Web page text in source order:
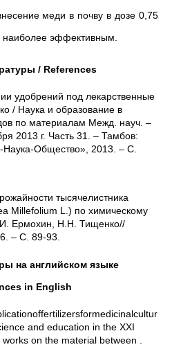
меди в почву в дозе 0,75
наиболее эффективным.
/ References
удобрений под лекарственные
/ Наука и образование в
по материалам Межд. науч. –
2013 г. Часть 31. – Тамбов:
Общество», 2013. – С.
тысячелистника
Millefolium L.) по химическому
Ермохин, Н.Н. Тищенко//
– С. 89-93.
на английском языке
in English
and education in the XXI
on the material between .